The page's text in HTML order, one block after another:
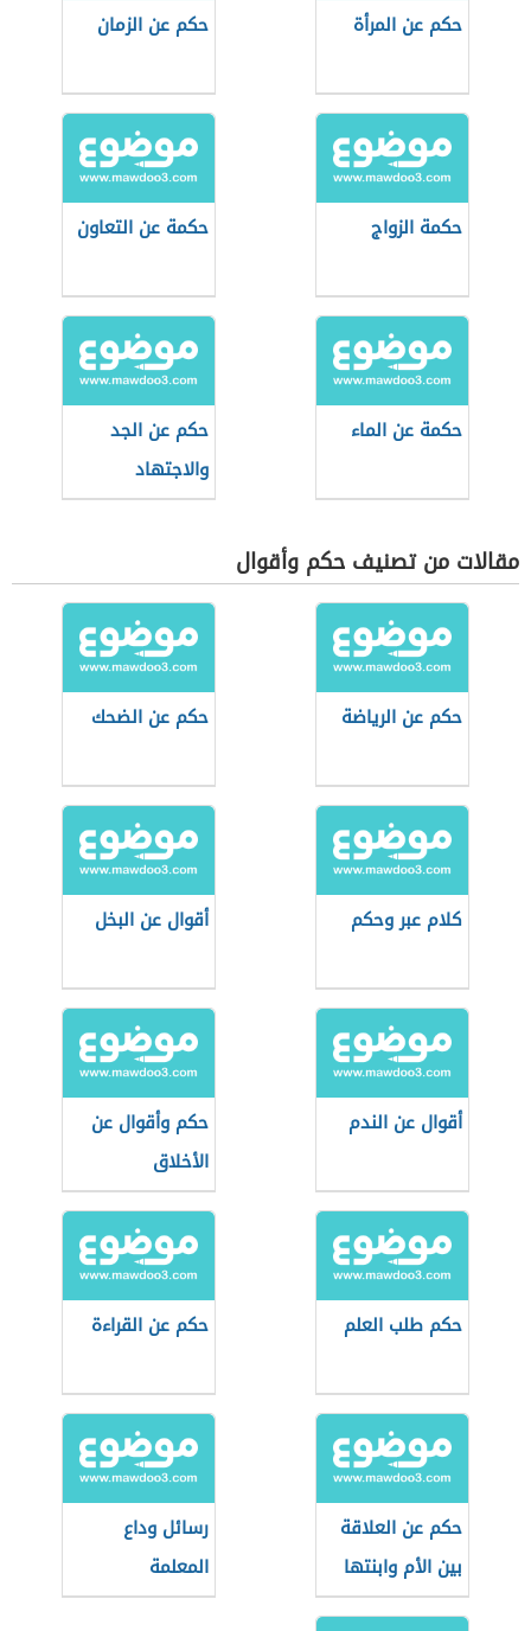
حكم عن المرأة حكم عن الزمان
حكمة الزواج حكمة عن التعاون
حكمة عن الماء
حكم عن الجد
والاجتهاد
مقالات من تصنيف حكم وأقوال
حكم عن الرياضة حكم عن الضحك
كلام عبر وحكم أقوال عن البخل
أقوال عن الندم
حكم وأقوال عن
الأخلاق
حكم طلب العلم حكم عن القراءة
حكم عن العلاقة
بين الأم وابنتها
رسائل وداع
المعلمة